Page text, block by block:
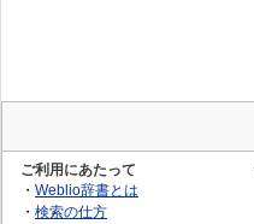
ご利用にあたって
・ Weblio辞書とは
・ 検索の仕方